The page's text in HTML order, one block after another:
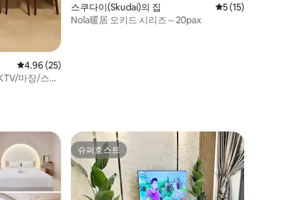
평점 4.96점(5점 만점), 후기 25개
4.96 (25)
마장/스테
스쿠다이(Skudai)의 집 평점 5점(5점 만점
5 (15)
Nola暖居 오키드 시리즈～20pax
슈퍼호스트
슈퍼호스트